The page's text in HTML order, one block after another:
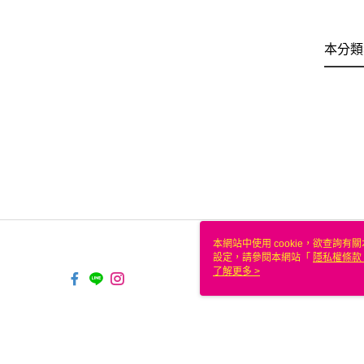
本分
本網站中使用 cookie，欲查詢有
設定，請參閱本網站「 隱私權條款
使用 cookie。
了解更多 >